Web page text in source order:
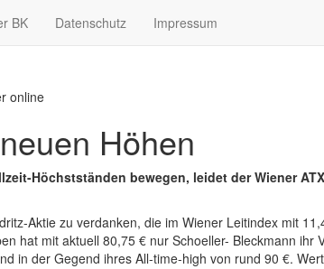
BK Datenschutz Impressum
online
Höhen
Höchstständen bewegen, leidet der Wiener
Aktie zu verdanken, die im Wiener Leitindex mit
hat mit aktuell 80,75 € nur Schoeller- Bleckmann ihr
in der Gegend ihres All-time-high von rund 90 €.